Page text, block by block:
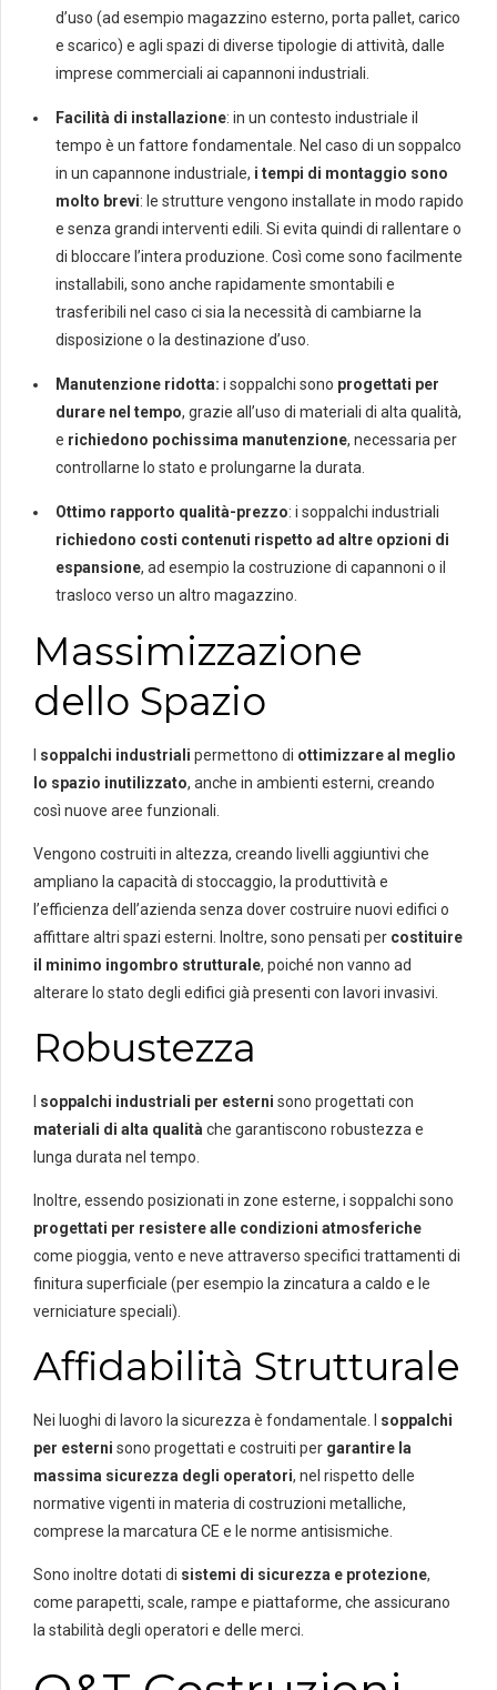
d’uso (ad esempio magazzino esterno, porta pallet, carico
e scarico) e agli spazi di diverse tipologie di attività, dalle
imprese commerciali ai capannoni industriali.
Facilità di installazione: in un contesto industriale il
tempo è un fattore fondamentale. Nel caso di un soppalco
in un capannone industriale, i tempi di montaggio sono
molto brevi: le strutture vengono installate in modo rapido
e senza grandi interventi edili. Si evita quindi di rallentare o
di bloccare l’intera produzione. Così come sono facilmente
installabili, sono anche rapidamente smontabili e
trasferibili nel caso ci sia la necessità di cambiarne la
disposizione o la destinazione d’uso.
Manutenzione ridotta: i soppalchi sono progettati per
durare nel tempo, grazie all’uso di materiali di alta qualità,
e richiedono pochissima manutenzione, necessaria per
controllarne lo stato e prolungarne la durata.
Ottimo rapporto qualità-prezzo: i soppalchi industriali
richiedono costi contenuti rispetto ad altre opzioni di
espansione, ad esempio la costruzione di capannoni o il
trasloco verso un altro magazzino.
Massimizzazione
dello Spazio
soppalchi industriali permettono di ottimizzare al meglio
lo spazio inutilizzato, anche in ambienti esterni, creando
così nuove aree funzionali.
Vengono costruiti in altezza, creando livelli aggiuntivi che
ampliano la capacità di stoccaggio, la produttività e
l’efficienza dell’azienda senza dover costruire nuovi edifici o
affittare altri spazi esterni.
Inoltre, sono pensati per costituire
il minimo ingombro strutturale, poiché non vanno ad
alterare lo stato degli edifici già presenti con lavori invasivi.
Robustezza
soppalchi industriali per esterni sono progettati con
materiali di alta qualità che garantiscono robustezza e
lunga durata nel tempo.
Inoltre, essendo posizionati in zone esterne, i soppalchi sono
progettati per resistere alle condizioni atmosferiche
come pioggia, vento e neve attraverso specifici trattamenti di
finitura superficiale (per esempio la zincatura a caldo e le
verniciature speciali).
Affidabilità Strutturale
Nei luoghi di lavoro la sicurezza è fondamentale. I soppalchi
per esterni sono progettati e costruiti per garantire la
massima sicurezza degli operatori, nel rispetto delle
normative vigenti in materia di costruzioni metalliche,
comprese la marcatura CE e le norme antisismiche.
Sono inoltre dotati di sistemi di sicurezza e protezione,
come parapetti, scale, rampe e piattaforme, che assicurano
la stabilità degli operatori e delle merci.